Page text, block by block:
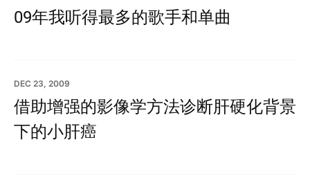
09年我听得最多的歌手和单曲
DEC 23, 2009
借助增强的影像学方法诊断肝硬化背景
下的小肝癌